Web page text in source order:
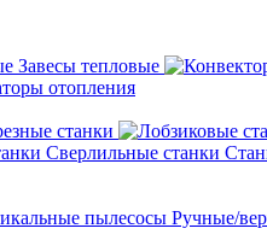
Завесы тепловые
отопления
станки
Сверлильные станки
Ручные/